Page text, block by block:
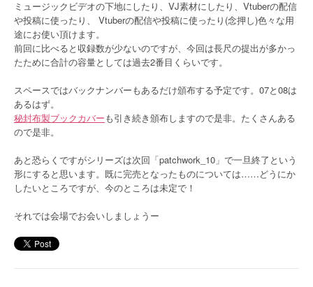
ミュージックビデオの下地にしたり、VJ素材にしたり、Vtuberの配信
や投稿に使ったり、 Vtuberの配信や投稿に使ったり(念押し)色々な用
途にお使い頂けます。
前回に比べると収録数が少ないのですが、今回は長尺の提出が多かっ
たために合計の容量としては過去2番目くらいです。
スペースではバックナンバーもあるだけ頒布する予定です。07と08は
あるはず。
秘封布製ブックカバーも引き続き頒布しますので是非。たくさんある
ので是非。
あと恐らくですがシリーズは次回「patchwork_10」で一旦終了という
形にすると思います。既に完売となったものについては……どうにか
したいところですが、今のところは未定で！
それでは会場でお会いしましょうー